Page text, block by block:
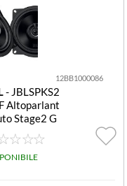
12BB1000086
- JBLSPKS2
Altoparlant
Stage2 G
13 cm 400
55F